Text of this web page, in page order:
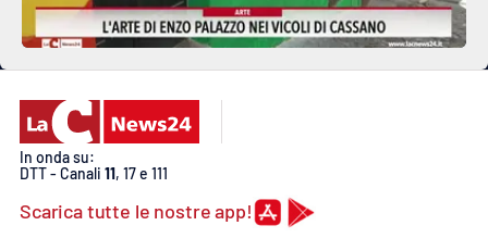
In onda su:
DTT - Canali 11, 17 e 111
Scarica tutte le nostre app!